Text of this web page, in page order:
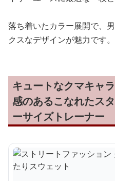
落ち着いたカラー展開で、
クスなデザインが魅力です。
キュートなクマキャ
感のあるこなれたス
ーサイズトレーナー